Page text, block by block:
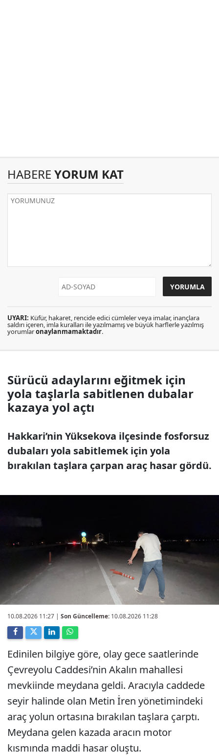
HABERE YORUM KAT
UYARI: Küfür, hakaret, rencide edici cümleler veya imalar, inançlara
saldırı içeren, imla kuralları ile yazılmamış ve büyük harflerle yazılmış
yorumlaronaylanmamaktadır.
Sürücü adaylarını eğitmek için
yola taşlarla sabitlenen dubalar
kazaya yol açtı
Hakkari’nin Yüksekova ilçesinde fosforsuz
dubaları yola sabitlemek için yola
bırakılan taşlara çarpan araç hasar gördü.
10.08.2026 11:27 | Son Güncelleme: 10.08.2026 11:28
Edinilen bilgiye göre, olay gece saatlerinde
Çevreyolu Caddesi’nin Akalın mahallesi
mevkiinde meydana geldi. Aracıyla caddede
seyir halinde olan Metin İren yönetimindeki
araç yolun ortasına bırakılan taşlara çarptı.
Meydana gelen kazada aracın motor
kısmında maddi hasar oluştu.